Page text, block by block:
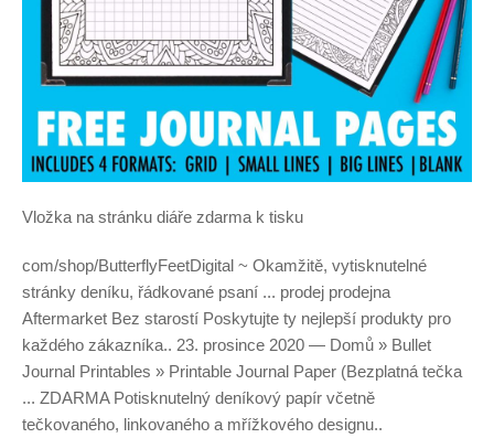
Vložka na stránku diáře zdarma k tisku
com/shop/ButterflyFeetDigital ~ Okamžitě, vytisknutelné
stránky deníku, řádkované psaní ... prodej prodejna
Aftermarket Bez starostí Poskytujte ty nejlepší produkty pro
každého zákazníka.. 23. prosince 2020 — Domů » Bullet
Journal Printables » Printable Journal Paper (Bezplatná tečka
... ZDARMA Potisknutelný deníkový papír včetně
tečkovaného, ​​linkovaného a mřížkového designu..